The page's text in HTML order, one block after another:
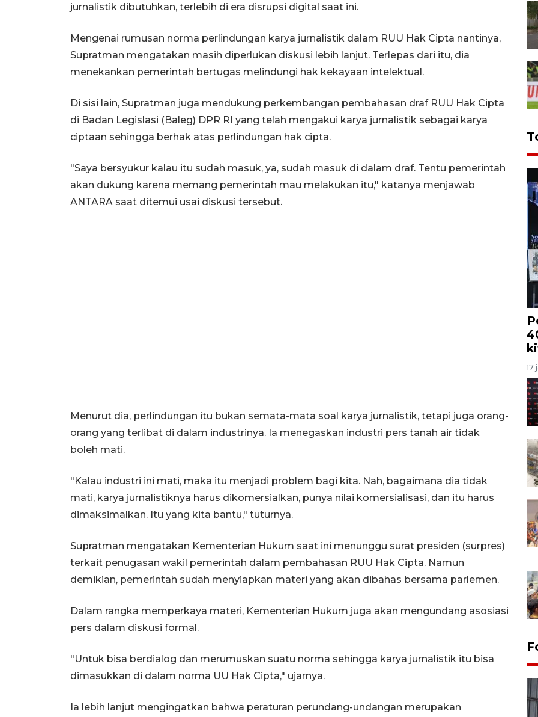
jurnalistik dibutuhkan, terlebih di era disrupsi digital saat ini.
Mengenai rumusan norma perlindungan karya jurnalistik dalam RUU Hak Cipta nantinya,
Supratman mengatakan masih diperlukan diskusi lebih lanjut. Terlepas dari itu, dia
menekankan pemerintah bertugas melindungi hak kekayaan intelektual.
Di sisi lain, Supratman juga mendukung perkembangan pembahasan draf RUU Hak Cipta
di Badan Legislasi (Baleg) DPR RI yang telah mengakui karya jurnalistik sebagai karya
ciptaan sehingga berhak atas perlindungan hak cipta.
"Saya bersyukur kalau itu sudah masuk, ya, sudah masuk di dalam draf. Tentu pemerintah
akan dukung karena memang pemerintah mau melakukan itu," katanya menjawab
ANTARA saat ditemui usai diskusi tersebut.
Menurut dia, perlindungan itu bukan semata-mata soal karya jurnalistik, tetapi juga orang-
orang yang terlibat di dalam industrinya. Ia menegaskan industri pers tanah air tidak
boleh mati.
"Kalau industri ini mati, maka itu menjadi problem bagi kita. Nah, bagaimana dia tidak
mati, karya jurnalistiknya harus dikomersialkan, punya nilai komersialisasi, dan itu harus
dimaksimalkan. Itu yang kita bantu," tuturnya.
Supratman mengatakan Kementerian Hukum saat ini menunggu surat presiden (surpres)
terkait penugasan wakil pemerintah dalam pembahasan RUU Hak Cipta. Namun
demikian, pemerintah sudah menyiapkan materi yang akan dibahas bersama parlemen.
Dalam rangka memperkaya materi, Kementerian Hukum juga akan mengundang asosiasi
pers dalam diskusi formal.
"Untuk bisa berdialog dan merumuskan suatu norma sehingga karya jurnalistik itu bisa
dimasukkan di dalam norma UU Hak Cipta," ujarnya.
Ia lebih lanjut mengingatkan bahwa peraturan perundang-undangan merupakan
17